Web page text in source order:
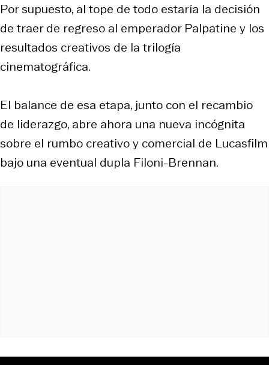
Por supuesto, al tope de todo estaría la decisión
de traer de regreso al emperador Palpatine y los
resultados creativos de la trilogía
cinematográfica.
El balance de esa etapa, junto con el recambio
de liderazgo, abre ahora una nueva incógnita
sobre el rumbo creativo y comercial de Lucasfilm
bajo una eventual dupla Filoni-Brennan.